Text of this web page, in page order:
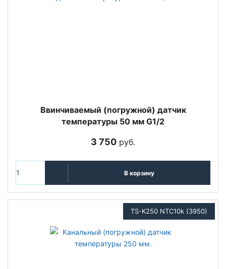
Ввинчиваемый (погружной) датчик
температуры 50 мм G1/2
3 750 руб.
В корзину
TS-K250 NTC10k (3950)